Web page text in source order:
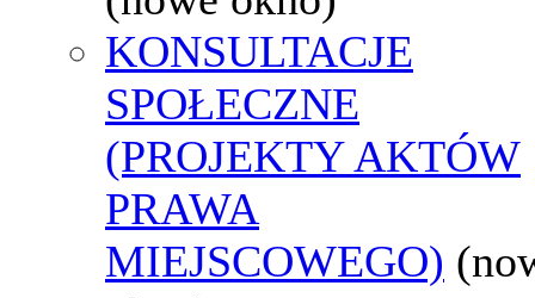
KONSULTACJE
SPOŁECZNE
(PROJEKTY AKTÓW
PRAWA
MIEJSCOWEGO)